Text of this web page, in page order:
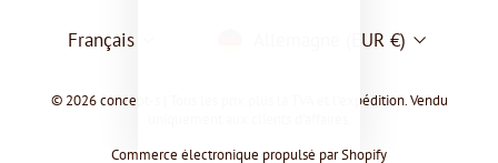
LANGUE
Français Allemagne (EUR €)
© 2026 concept-s | Tous les prix plus la TVA et l'expédition. Vendu
Commerce électronique propulsé par Shopify